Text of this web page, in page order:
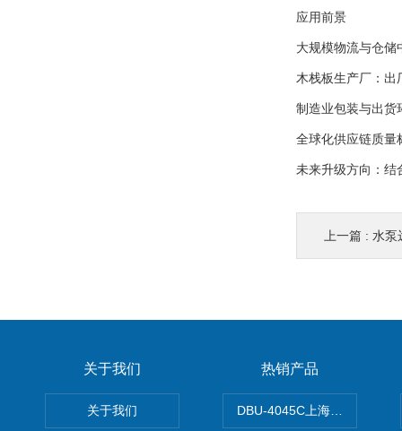
应用前景
大规模物流与仓储
木栈板生产厂：出
制造业包装与出货
全球化供应链质量
未来升级方向：结
上一篇 : 水泵
关于我们
关于我们
热销产品
DBU-4045C上海鹰峰制动单